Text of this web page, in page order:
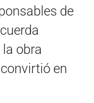
de
obra
en